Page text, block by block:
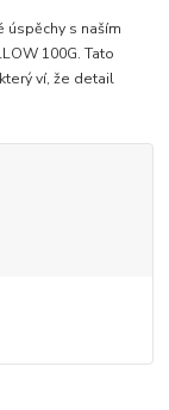
s naším
100G. Tato
ví, že detail